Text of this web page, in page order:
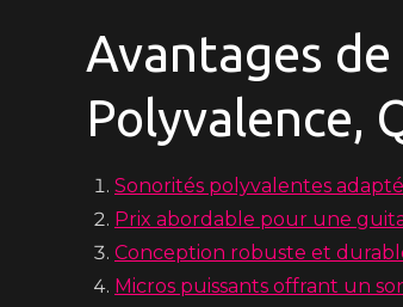
Avantages
Polyvalence,
Sonorités polyvalentes
Prix abordable pour une
Conception robuste et
Micros puissants offrant un